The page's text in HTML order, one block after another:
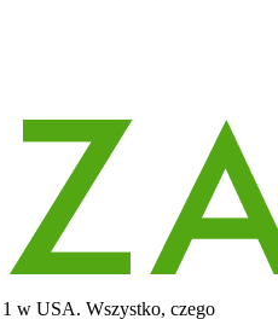
w USA. Wszystko, czego